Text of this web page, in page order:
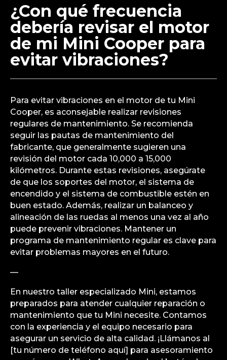
¿Con qué frecuencia
debería revisar el motor
de mi Mini Cooper para
evitar vibraciones?
Para evitar vibraciones en el motor de tu Mini
Cooper, es aconsejable realizar revisiones
regulares de mantenimiento. Se recomienda
seguir las pautas de mantenimiento del
fabricante, que generalmente sugieren una
revisión del motor cada 10,000 a 15,000
kilómetros. Durante estas revisiones, asegúrate
de que los soportes del motor, el sistema de
encendido y el sistema de combustible estén en
buen estado. Además, realizar un balanceo y
alineación de las ruedas al menos una vez al año
puede prevenir vibraciones. Mantener un
programa de mantenimiento regular es clave para
evitar problemas mayores en el futuro.
—
En nuestro taller especializado Mini, estamos
preparados para atender cualquier reparación o
mantenimiento que tu Mini necesite. Contamos
con la experiencia y el equipo necesario para
asegurar un servicio de alta calidad. ¡Llámanos al
[tu número de teléfono aquí] para asesoramiento